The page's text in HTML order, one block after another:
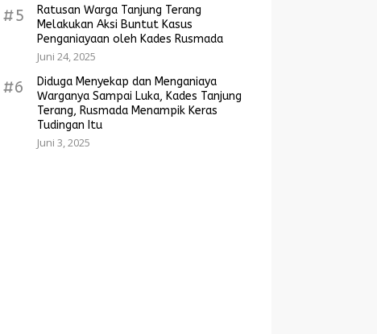
#5
Ratusan Warga Tanjung Terang
Melakukan Aksi Buntut Kasus
Penganiayaan oleh Kades Rusmada
Juni 24, 2025
#6
Diduga Menyekap dan Menganiaya
Warganya Sampai Luka, Kades Tanjung
Terang, Rusmada Menampik Keras
Tudingan Itu
Juni 3, 2025